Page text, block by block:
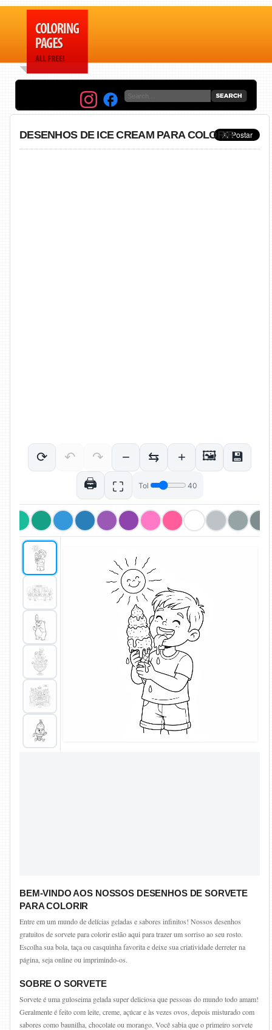
DESENHOS DE ICE CREAM PARA COLORIR
BEM-VINDO AOS NOSSOS DESENHOS DE SORVETE
PARA COLORIR
Entre em um mundo de delícias geladas e sabores infinitos! Nossos desenhos
gratuitos de sorvete para colorir estão aqui para trazer um sorriso ao seu rosto.
Escolha sua bola, taça ou casquinha favorita e deixe sua criatividade derreter na
página, seja online ou imprimindo-os.
SOBRE O SORVETE
Sorvete é uma guloseima gelada super deliciosa que pessoas do mundo todo amam!
Geralmente é feito com leite, creme, açúcar e às vezes ovos, depois misturado com
sabores como baunilha, chocolate ou morango. Você sabia que o primeiro sorvete